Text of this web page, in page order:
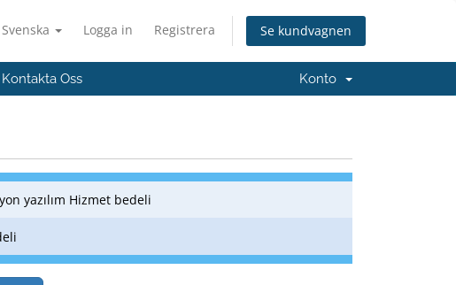
Svenska Logga in Registrera Se kundvagnen
Kontakta Oss Konto
yazılım Hizmet bedeli